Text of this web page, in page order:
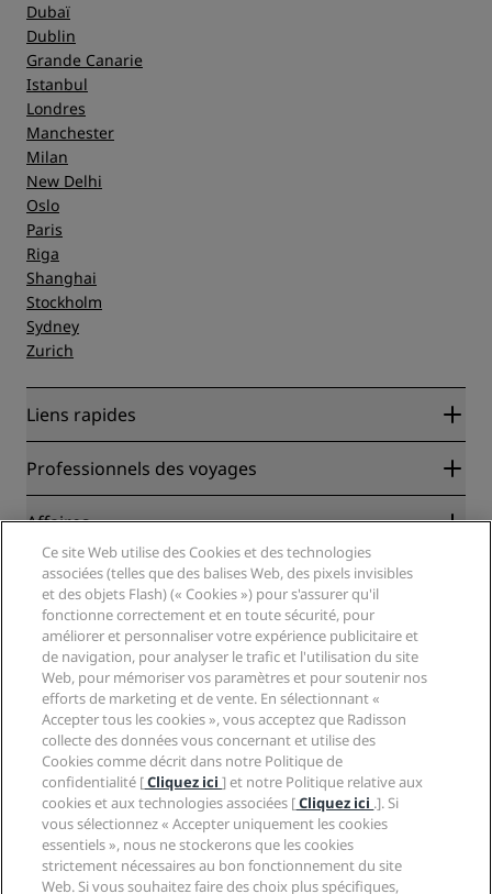
Dubaï
Dublin
Grande Canarie
Istanbul
Londres
Manchester
Milan
New Delhi
Oslo
Paris
Riga
Shanghai
Stockholm
Sydney
Zurich
Liens rapides
Radisson Rewards
Blog
Nouveaux et futurs hôtels
Application Radisson Hotels
Hôtels adaptés aux sportifs
Hôtels adaptés aux Familles
Santé et sécurité
Professionnels des voyages
Partenaires
Agents de voyages
Affaires
Radisson Hotel Group
Médias
Carrières RHG
Carrières PPHE
Carrières EHL
The Club by RHG
Opportunités de développement
Entreprise responsable
Approvisionnement
Légal
Centre de confidentialité
Mentions légales
Conditions générales Radisson Rewards
Contrat d’utilisation du site
Accessibilité numérique
Déclaration sur l’esclavage moderne
Aide
Avis aux consommateurs
Contact
FAQ
Plan du site
Médias sociaux
Marques Radisson Hotels
Ce site Web utilise des Cookies et des technologies
associées (telles que des balises Web, des pixels invisibles
et des objets Flash) (« Cookies ») pour s'assurer qu'il
fonctionne correctement et en toute sécurité, pour
améliorer et personnaliser votre expérience publicitaire et
de navigation, pour analyser le trafic et l'utilisation du site
Web, pour mémoriser vos paramètres et pour soutenir nos
efforts de marketing et de vente. En sélectionnant «
Accepter tous les cookies », vous acceptez que Radisson
collecte des données vous concernant et utilise des
Cookies comme décrit dans notre Politique de
confidentialité [Cliquez ici] et notre Politique relative aux
cookies et aux technologies associées [Cliquez ici .]. Si
vous sélectionnez « Accepter uniquement les cookies
essentiels », nous ne stockerons que les cookies
strictement nécessaires au bon fonctionnement du site
Web. Si vous souhaitez faire des choix plus spécifiques,